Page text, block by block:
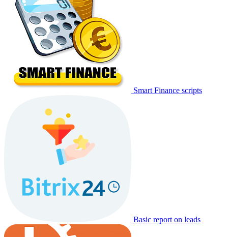
Smart Finance scripts
Basic report on leads